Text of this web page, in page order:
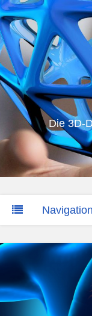
Die 3D-
Navigation